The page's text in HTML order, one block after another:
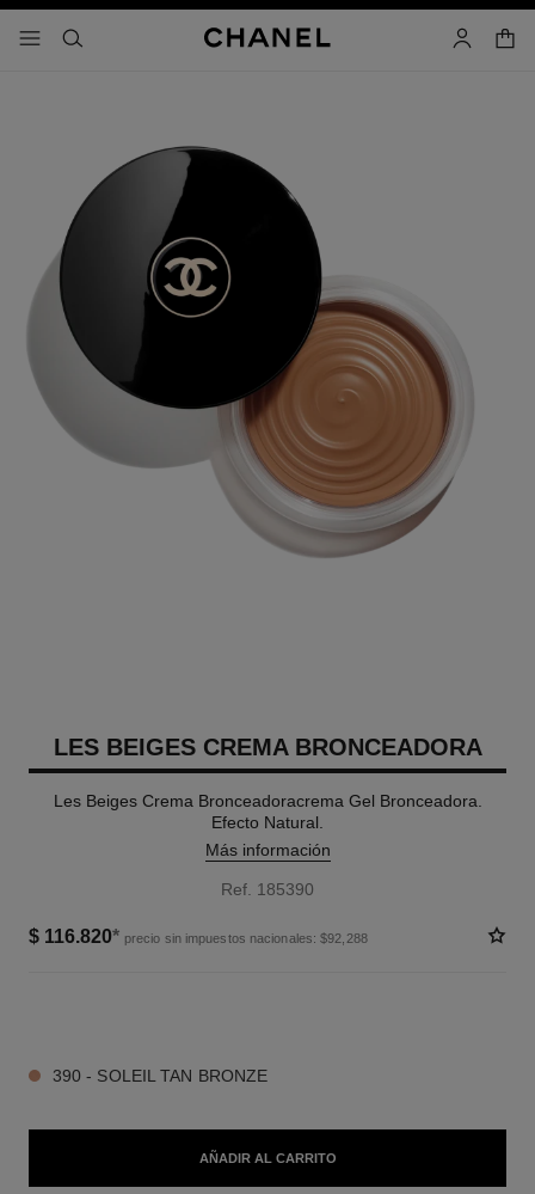
- navegación principal
buscar cuenta
LES BEIGES CREMA BRONCEADORA
Les Beiges Crema Bronceadoracrema Gel Bronceadora.
Efecto Natural.
Más información
Ref. 185390
$ 116.820* precio sin impuestos nacionales: $92,288
390 - SOLEIL TAN BRONZE
AÑADIR AL CARRITO